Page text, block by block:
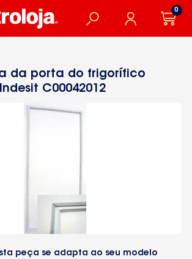
0
da porta do frigorífico
C00042012
peça se adapta ao seu modelo